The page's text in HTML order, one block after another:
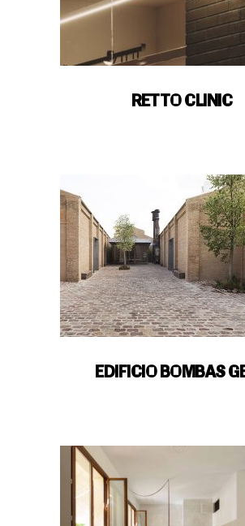
RETTO CLINIC
EDIFICIO BOMBAS
Patrocinios
Patrocinios